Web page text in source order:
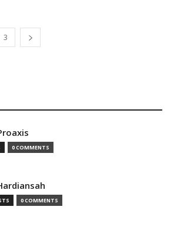
3
0 COMMENTS
0 COMMENTS